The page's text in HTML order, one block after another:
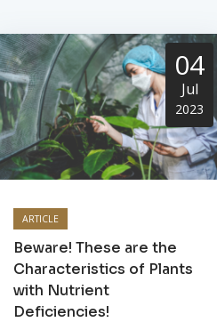
04
Jul
2023
ARTICLE
Beware! These are the
Characteristics of Plants
with Nutrient
Deficiencies!